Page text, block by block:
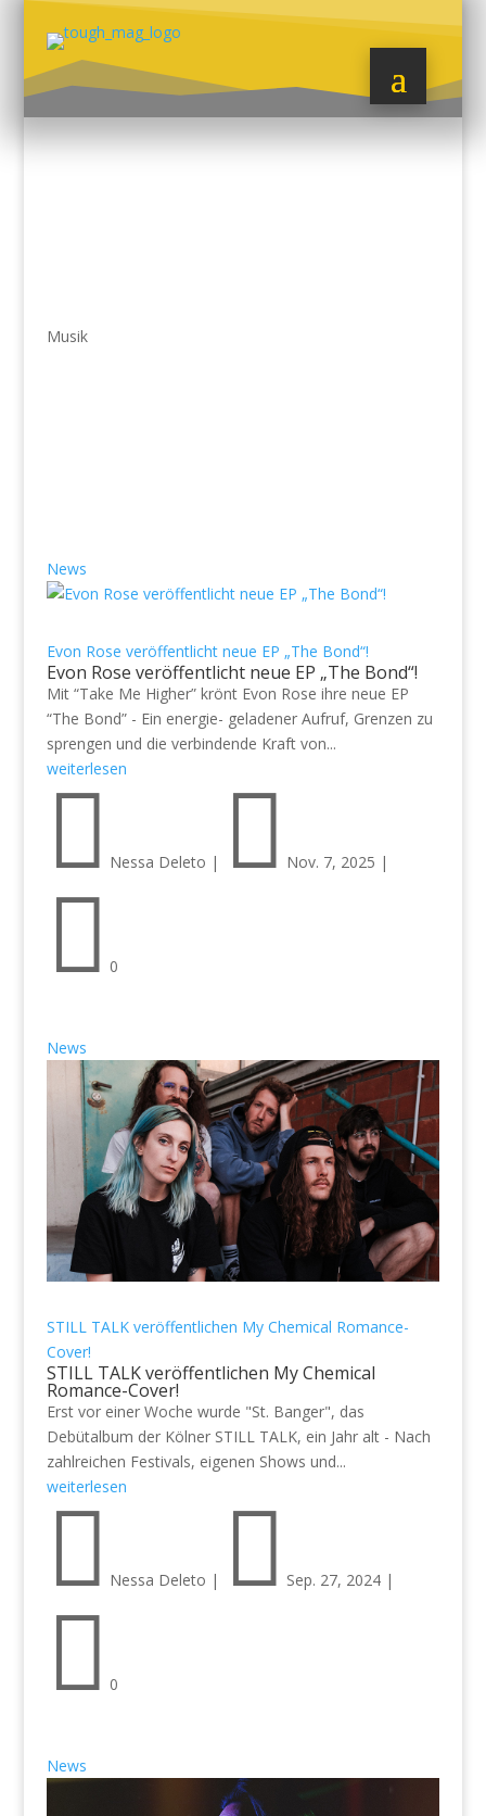
Musik
News
Evon Rose veröffentlicht neue EP „The Bond“!
Evon Rose veröffentlicht neue EP „The Bond“!
Mit “Take Me Higher” krönt Evon Rose ihre neue EP
“The Bond” - Ein energie- geladener Aufruf, Grenzen zu
sprengen und die verbindende Kraft von...
weiterlesen
 Nessa Deleto |  Nov. 7, 2025 |
 0
News
STILL TALK veröffentlichen My Chemical Romance-
Cover!
STILL TALK veröffentlichen My Chemical
Romance-Cover!
Erst vor einer Woche wurde "St. Banger", das
Debütalbum der Kölner STILL TALK, ein Jahr alt - Nach
zahlreichen Festivals, eigenen Shows und...
weiterlesen
 Nessa Deleto |  Sep. 27, 2024|
 0
News